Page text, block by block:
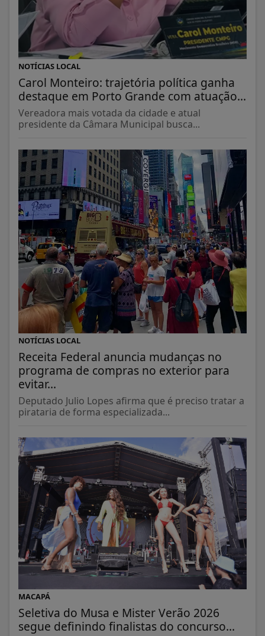
NOTÍCIAS LOCAL
Carol Monteiro: trajetória política ganha
destaque em Porto Grande com atuação...
Vereadora mais votada da cidade e atual
presidente da Câmara Municipal busca...
NOTÍCIAS LOCAL
Receita Federal anuncia mudanças no
programa de compras no exterior para
evitar...
Deputado Julio Lopes afirma que é preciso tratar a
pirataria de forma especializada...
MACAPÁ
Seletiva do Musa e Mister Verão 2026
segue definindo finalistas do concurso...